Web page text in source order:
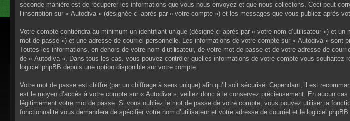
seconde manière est de récupérer les informations que vous nous envoyez et que nous collectons. Ceci peut
l’inscription sur « Autodiva » (désignée ci-après par « votre compte ») et les messages que vous publiez après
Votre compte contiendra au minimum un identifiant unique (désigné ci-après par « votre nom d’utilisateur ») et
mot de passe ») et une adresse de courriel personnelle. Les informations de votre compte sur « Autodiva » sont
Toutes les informations, en-dehors de votre nom d’utilisateur, de votre mot de passe et de votre adresse de
de « Autodiva ». Dans tous les cas, vous pouvez contrôler quelles informations de votre compte vous
logiciel phpBB depuis une option disponible sur votre compte.
Votre mot de passe est chiffré (par un chiffrage à sens unique) afin qu’il soit sécurisé. Cependant, il est
est le moyen d’accès à votre compte sur « Autodiva », veillez donc à le conservez précieusement. En aucun
légitimement votre mot de passe. Si vous oubliez le mot de passe de votre compte, vous pouvez utiliser la
fonctionnalité vous demandera de spécifier votre nom d’utilisateur et votre adresse de courriel et le logiciel